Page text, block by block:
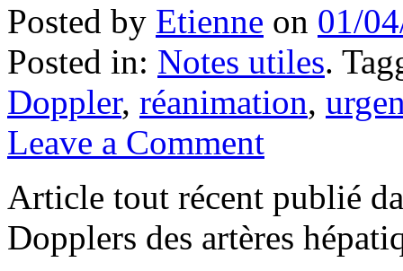
Posted by Etienne on 01/
Posted in: Notes utiles.
Doppler, réanimation,
Leave a Comment
Article tout récent publié
Dopplers des artères